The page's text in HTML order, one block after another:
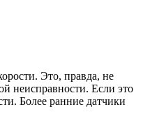
Это, правда, не
неисправности. Если это
Более ранние датчики